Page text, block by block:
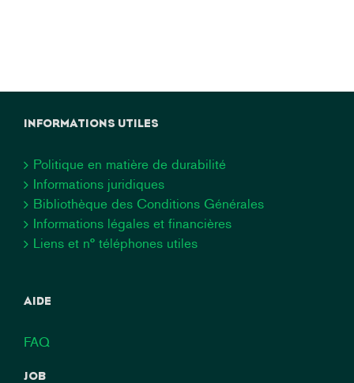
INFORMATIONS UTILES
Politique en matière de durabilité
Informations juridiques
Bibliothèque des Conditions Générales
Informations légales et financières
Liens et n° téléphones utiles
AIDE
FAQ
JOB